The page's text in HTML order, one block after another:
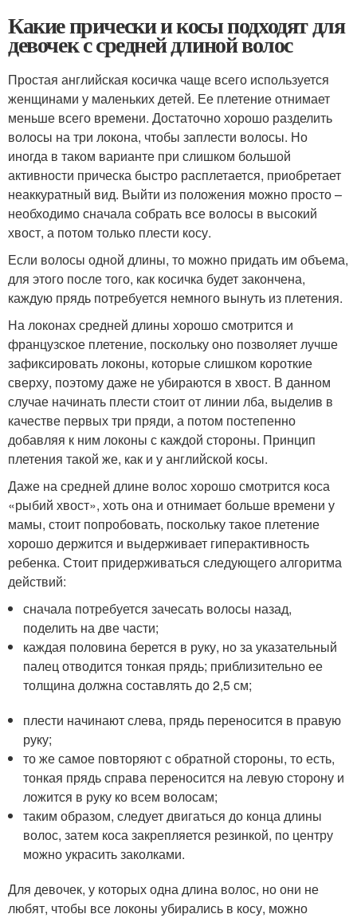
Какие прически и косы подходят для
девочек с средней длиной волос
Простая английская косичка чаще всего используется
женщинами у маленьких детей. Ее плетение отнимает
меньше всего времени. Достаточно хорошо разделить
волосы на три локона, чтобы заплести волосы. Но
иногда в таком варианте при слишком большой
активности прическа быстро расплетается, приобретает
неаккуратный вид. Выйти из положения можно просто –
необходимо сначала собрать все волосы в высокий
хвост, а потом только плести косу.
Если волосы одной длины, то можно придать им объема,
для этого после того, как косичка будет закончена,
каждую прядь потребуется немного вынуть из плетения.
На локонах средней длины хорошо смотрится и
французское плетение, поскольку оно позволяет лучше
зафиксировать локоны, которые слишком короткие
сверху, поэтому даже не убираются в хвост. В данном
случае начинать плести стоит от линии лба, выделив в
качестве первых три пряди, а потом постепенно
добавляя к ним локоны с каждой стороны. Принцип
плетения такой же, как и у английской косы.
Даже на средней длине волос хорошо смотрится коса
«рыбий хвост», хоть она и отнимает больше времени у
мамы, стоит попробовать, поскольку такое плетение
хорошо держится и выдерживает гиперактивность
ребенка. Стоит придерживаться следующего алгоритма
действий:
сначала потребуется зачесать волосы назад,
поделить на две части;
каждая половина берется в руку, но за указательный
палец отводится тонкая прядь; приблизительно ее
толщина должна составлять до 2,5 см;
плести начинают слева, прядь переносится в правую
руку;
то же самое повторяют с обратной стороны, то есть,
тонкая прядь справа переносится на левую сторону и
ложится в руку ко всем волосам;
таким образом, следует двигаться до конца длины
волос, затем коса закрепляется резинкой, по центру
можно украсить заколками.
Для девочек, у которых одна длина волос, но они не
любят, чтобы все локоны убирались в косу, можно